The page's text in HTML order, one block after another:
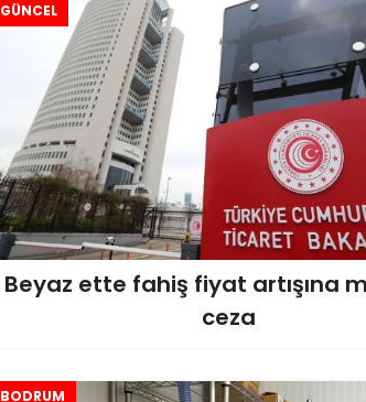
GÜNCEL
Beyaz ette fahiş fiyat artışına
ceza
BODRUM